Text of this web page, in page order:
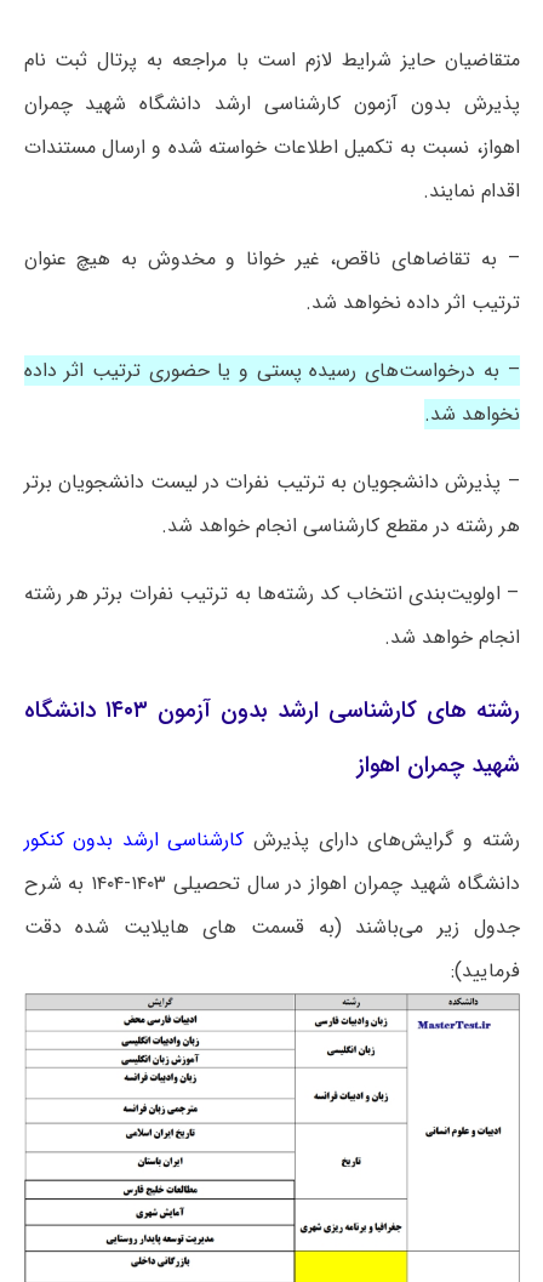
متقاضیان حایز شرایط لازم است با مراجعه به پرتال ثبت نام
پذیرش بدون آزمون کارشناسی ارشد دانشگاه شهید چمران
اهواز، نسبت به تکمیل اطلاعات خواسته شده و ارسال مستندات
اقدام نمایند.
– به تقاضاهای ناقص، غیر خوانا و مخدوش به هیچ عنوان
ترتیب اثر داده نخواهد شد.
– به درخواست‌های رسیده پستی و یا حضوری ترتیب اثر داده
نخواهد شد.
– پذیرش دانشجویان به ترتیب نفرات در لیست دانشجویان برتر
هر رشته در مقطع کارشناسی انجام خواهد شد.
– اولویت‌بندی انتخاب کد رشته‌ها به ترتیب نفرات برتر هر رشته
انجام خواهد شد.
رشته های کارشناسی ارشد بدون آزمون ۱۴۰۳ دانشگاه
شهید چمران اهواز
رشته و گرایش‌های دارای پذیرش کارشناسی ارشد بدون کنکور
دانشگاه شهید چمران اهواز در سال تحصیلی ۱۴۰۳-۱۴۰۴ به شرح
جدول زیر می‌باشند (به قسمت های هایلایت شده دقت
فرمایید):